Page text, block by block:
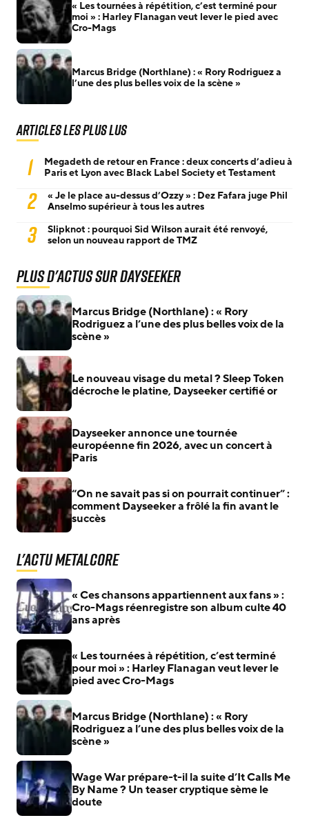
« Les tournées à répétition, c’est terminé pour
moi » : Harley Flanagan veut lever le pied avec
Cro-Mags
Marcus Bridge (Northlane) : « Rory Rodriguez a
l’une des plus belles voix de la scène »
Articles les plus lus
1
Megadeth de retour en France : deux concerts d’adieu à
Paris et Lyon avec Black Label Society et Testament
2
« Je le place au-dessus d’Ozzy » : Dez Fafara juge Phil
Anselmo supérieur à tous les autres
3
Slipknot : pourquoi Sid Wilson aurait été renvoyé,
selon un nouveau rapport de TMZ
Plus d'actus sur Dayseeker
Marcus Bridge (Northlane) : « Rory
Rodriguez a l’une des plus belles voix de la
scène »
Le nouveau visage du metal ? Sleep Token
décroche le platine, Dayseeker certifié or
Dayseeker annonce une tournée
européenne fin 2026, avec un concert à
Paris
“On ne savait pas si on pourrait continuer” :
comment Dayseeker a frôlé la fin avant le
succès
L'actu Metalcore
« Ces chansons appartiennent aux fans » :
Cro-Mags réenregistre son album culte 40
ans après
« Les tournées à répétition, c’est terminé
pour moi » : Harley Flanagan veut lever le
pied avec Cro-Mags
Marcus Bridge (Northlane) : « Rory
Rodriguez a l’une des plus belles voix de la
scène »
Wage War prépare-t-il la suite d’It Calls Me
By Name ? Un teaser cryptique sème le
doute